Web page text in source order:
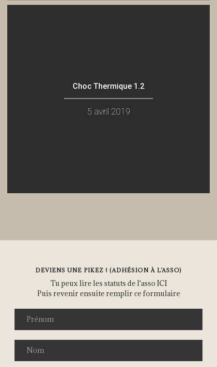
Choc Thermique 1.2
5 avril 2019
DEVIENS UNE PIKEZ ! (ADHÉSION À L’ASSO)
Tu peux lire les statuts de l'asso ICI
Puis revenir ensuite remplir ce formulaire